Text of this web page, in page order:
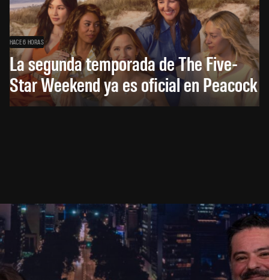
HACE 6 HORAS
La segunda temporada de The Five-
Star Weekend ya es oficial en Peacock